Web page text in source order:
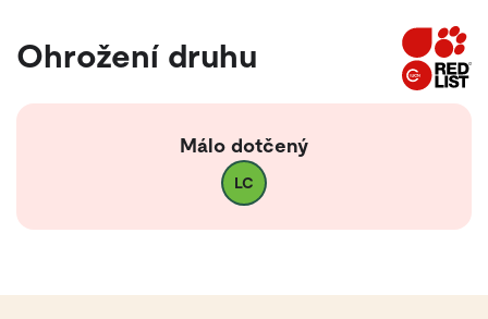
Ohrožení druhu
Málo dotčený
LC